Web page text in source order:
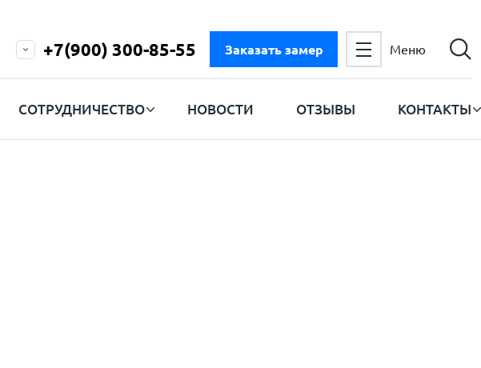
+7(900) 300-85-55 Заказать замер Меню
СОТРУДНИЧЕСТВО НОВОСТИ ОТЗЫВЫ КОНТАКТЫ